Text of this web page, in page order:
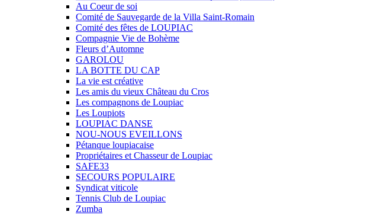
Au Coeur de soi
Comité de Sauvegarde de la Villa Saint-Romain
Comité des fêtes de LOUPIAC
Compagnie Vie de Bohème
Fleurs d’Automne
GAROLOU
LA BOTTE DU CAP
La vie est créative
Les amis du vieux Château du Cros
Les compagnons de Loupiac
Les Loupiots
LOUPIAC DANSE
NOU-NOUS EVEILLONS
Pétanque loupiacaise
Propriétaires et Chasseur de Loupiac
SAFE33
SECOURS POPULAIRE
Syndicat viticole
Tennis Club de Loupiac
Zumba